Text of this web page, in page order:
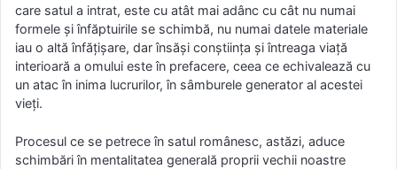
care satul a intrat, este cu atât mai adânc cu cât nu numai
formele şi înfăptuirile se schimbă, nu numai datele materiale
iau o altă înfăţişare, dar însăşi conştiinţa şi întreaga viaţă
interioară a omului este în prefacere, ceea ce echivalează cu
un atac în inima lucrurilor, în sâmburele generator al acestei
vieţi.
Procesul ce se petrece în satul românesc, astăzi, aduce
schimbări în mentalitatea generală proprii vechii noastre